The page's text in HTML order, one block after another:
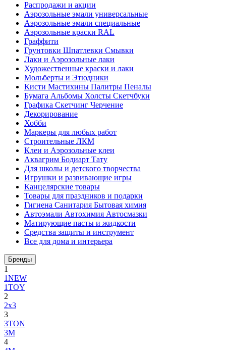
Распродажи и акции
Аэрозольные эмали универсальные
Аэрозольные эмали специальные
Аэрозольные краски RAL
Граффити
Грунтовки Шпатлевки Смывки
Лаки и Аэрозольные лаки
Художественные краски и лаки
Мольберты и Этюдники
Кисти Мастихины Палитры Пеналы
Бумага Альбомы Холсты Скетчбуки
Графика Скетчинг Черчение
Декорирование
Хобби
Маркеры для любых работ
Строительные ЛКМ
Клеи и Аэрозольные клеи
Аквагрим Бодиарт Тату
Для школы и детского творчества
Игрушки и развивающие игры
Канцелярские товары
Товары для праздников и подарки
Гигиена Санитария Бытовая химия
Автоэмали Автохимия Автосмазки
Матирующие пасты и жидкости
Средства защиты и инструмент
Все для дома и интерьера
Бренды
1
1NEW
1TOY
2
2x3
3
3TON
3М
4